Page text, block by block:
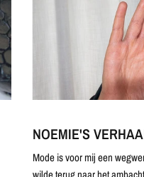
NOEMIE'S
Mode is voor mij een